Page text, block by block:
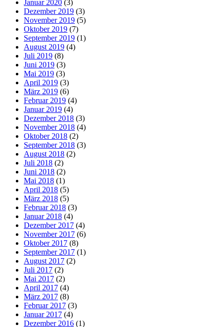
Januar 2020 (3)
Dezember 2019 (3)
November 2019 (5)
Oktober 2019 (7)
September 2019 (1)
August 2019 (4)
Juli 2019 (8)
Juni 2019 (3)
Mai 2019 (3)
April 2019 (3)
März 2019 (6)
Februar 2019 (4)
Januar 2019 (4)
Dezember 2018 (3)
November 2018 (4)
Oktober 2018 (2)
September 2018 (3)
August 2018 (2)
Juli 2018 (2)
Juni 2018 (2)
Mai 2018 (1)
April 2018 (5)
März 2018 (5)
Februar 2018 (3)
Januar 2018 (4)
Dezember 2017 (4)
November 2017 (6)
Oktober 2017 (8)
September 2017 (1)
August 2017 (2)
Juli 2017 (2)
Mai 2017 (2)
April 2017 (4)
März 2017 (8)
Februar 2017 (3)
Januar 2017 (4)
Dezember 2016 (1)